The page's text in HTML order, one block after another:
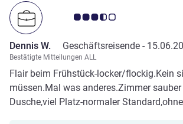
Note Kundenmeinungen 3.5/5
Dennis W. Geschäftsreisende -
Bestätigte Mitteilungen ALL
Flair beim Frühstück-locker/flockig.Kein
müssen.Mal was anderes.Zimmer
Dusche,viel Platz-normaler